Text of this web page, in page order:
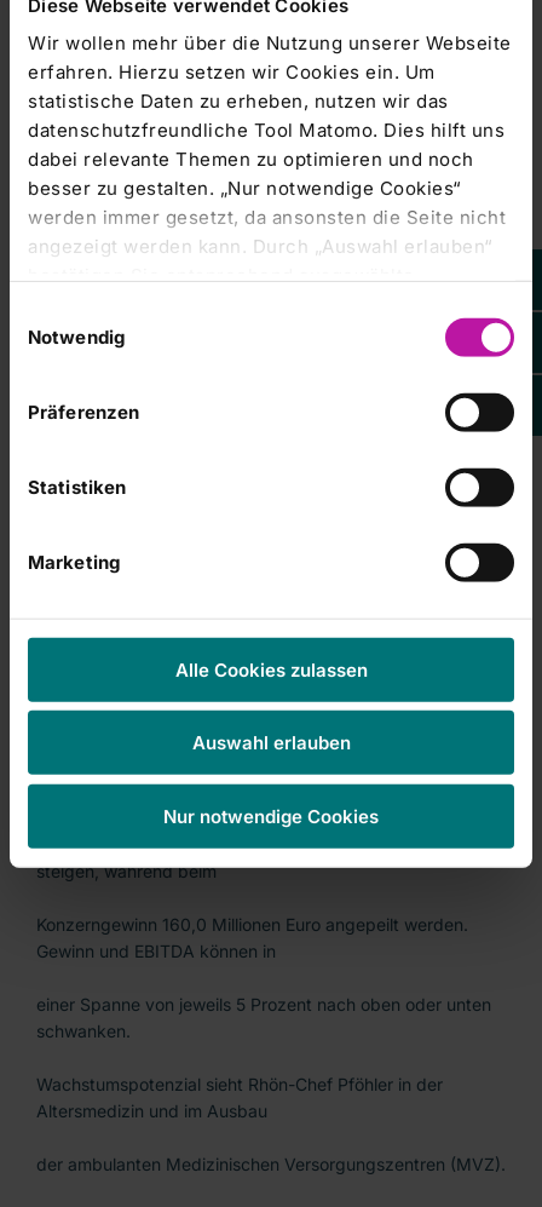
Wir wollen mehr über die Nutzung unserer Webseite
erfahren. Hierzu setzen wir Cookies ein. Um
statistische Daten zu erheben, nutzen wir das
datenschutzfreundliche Tool Matomo. Dies hilft uns
dabei relevante Themen zu optimieren und noch
besser zu gestalten. „Nur notwendige Cookies“
werden immer gesetzt, da ansonsten die Seite nicht
angezeigt werden kann. Durch „Auswahl erlauben“
erlauben Sie alle eingesetzten Cookies. Sie können
Ihre
Einstellungen anpassen. Weitere Informationen
finden Sie auch in unserer
Datenschutzerklärung
Notwendig
Präferenzen
Statistiken
Marketing
Alle Cookies zulassen
Auswahl erlauben
Nur notwendige Cookies
nicht abbauen werden können. Der aktuelle Krankenhaus
Rating Report 2011 des
Rheinisch-Westfälischen Instituts für Wirtschaftsforschung
(RWI) prognostiziere,
dass bis zum Jahr 2020 rund 200 Krankenhäuser
schließen müssen. Hauptursache sei
die fehlende oder zu niedrige Investitionsfähigkeit. Nur
rund 30 Prozent aller
Krankenhäuser seien in der Lage, die erforderlichen
tätigen.
2,65 Milliarden
Umsatzwachstum von rund 4 Prozent. Rhön-Klinikum
übertreffe damit aus eigener
vor Zinsen, Steuern und
Abschreibungen (EBITDA) soll auf 340 Millionen Euro
steigen, während beim
Konzerngewinn 160,0 Millionen Euro angepeilt werden.
Gewinn und EBITDA können in
einer Spanne von jeweils 5 Prozent nach oben oder unten
schwanken.
Wachstumspotenzial sieht Rhön-Chef Pföhler in der
Altersmedizin und im Ausbau
der ambulanten Medizinischen Versorgungszentren (MVZ).